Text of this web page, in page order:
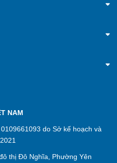
NAM
do Sở kế hoạch và
thị Đô Nghĩa, Phường Yên